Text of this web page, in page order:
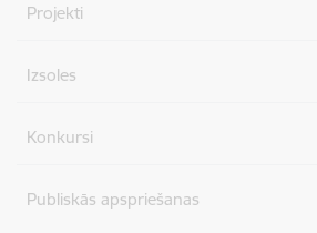
Projekti
Izsoles
Konkursi
Publiskās apspriešanas